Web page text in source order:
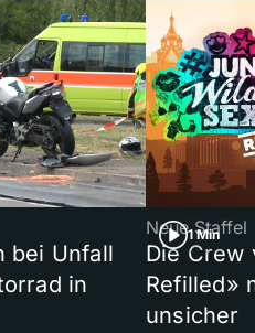
bei Unfall
in
1 Min
Neue Staffel
Die Crew
Refilled»
unsicher